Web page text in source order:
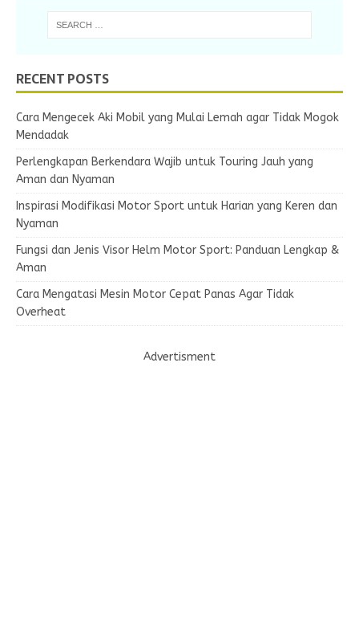
RECENT POSTS
Cara Mengecek Aki Mobil yang Mulai Lemah agar Tidak Mogok
Mendadak
Perlengkapan Berkendara Wajib untuk Touring Jauh yang
Aman dan Nyaman
Inspirasi Modifikasi Motor Sport untuk Harian yang Keren dan
Nyaman
Fungsi dan Jenis Visor Helm Motor Sport: Panduan Lengkap &
Aman
Cara Mengatasi Mesin Motor Cepat Panas Agar Tidak
Overheat
Advertisment